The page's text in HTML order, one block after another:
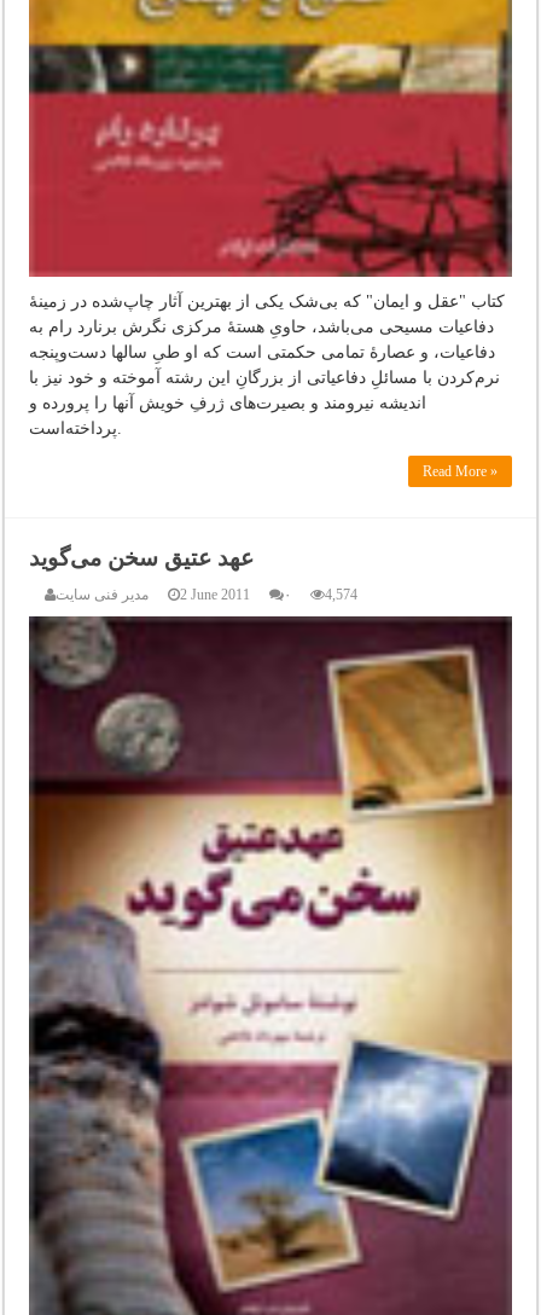
کتاب "عقل و ایمان" که بی‌شک یکی‌ از بهترین آثار چاپ‌شده در زمینهٔ
دفاعیات مسیحی‌ می‌باشد، حاویِ هستهٔ مرکزی نگرش برنارد رام به
دفاعیات، و عصارهٔ تمامی حکمتی است که او طی‌ِ سالها دست‌و‌پنجه
نرم‌کردن با مسائلِ دفاعیاتی از بزرگانِ این رشته آموخته و خود نیز با
اندیشه نیرومند و بصیرت‌های ژرفِ خویش آنها را پرورده و
Read More »
عهد عتیق سخن می‌گوید
مدیر فنی سایت 2 June 2011 ۰ 4,574